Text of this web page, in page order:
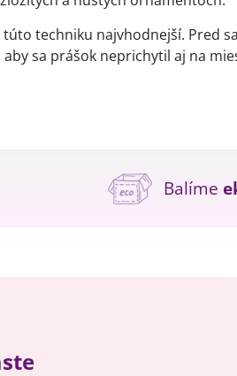
techniku najvhodnejší. Pred
sa prášok neprichytil aj na
Balíme